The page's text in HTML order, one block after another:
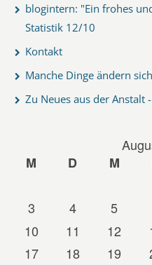
blogintern: "Ein frohes
Statistik 12/10
Kontakt
Manche Dinge ändern
Zu Neues aus der Anstalt
M
D M
3
4 5
10
11 12
17
18 19